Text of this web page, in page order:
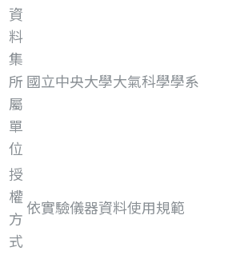
資
料
集
所
屬
單
位
國立中央大學大氣科學學系
授
權
方
式
依實驗儀器資料使用規範